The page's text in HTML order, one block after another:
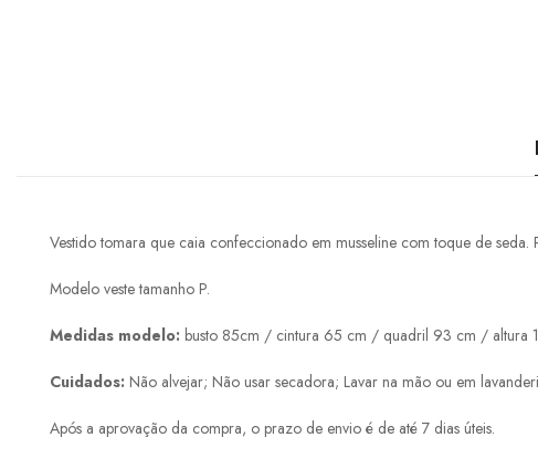
Vestido tomara que caia confeccionado em musseline com toque de
Modelo veste tamanho P.
Medidas modelo: busto 85cm / cintura 65 cm / quadril 93 cm / altura
Cuidados: Não alvejar; Não usar secadora; Lavar na mão ou em
Após a aprovação da compra, o prazo de envio é de até 7 dias úteis.